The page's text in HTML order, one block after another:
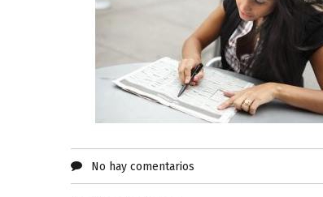
No hay comentarios